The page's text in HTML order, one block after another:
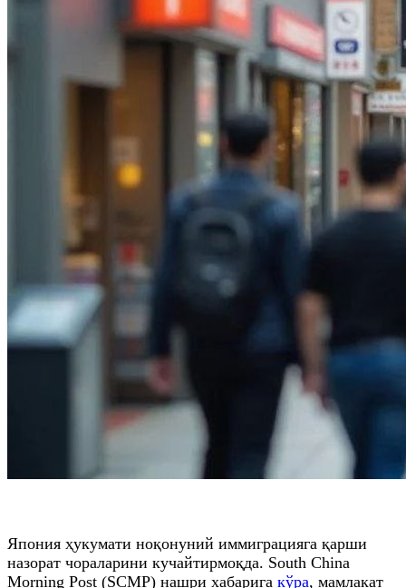
Япония ҳукумати ноқонуний иммиграцияга қарши
назорат чораларини кучайтирмоқда. South China
Morning Post (SCMP) нашри хабарига кўра, мамлакат